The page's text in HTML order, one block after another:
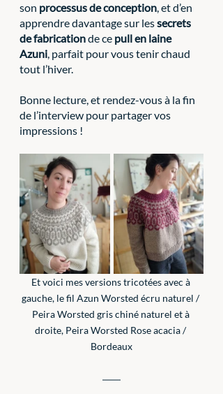
son processus de conception, et d’en
apprendre davantage sur les secrets
de fabrication de ce pull en laine
Azuni, parfait pour vous tenir chaud
tout l’hiver.
Bonne lecture, et rendez-vous à la fin
de l’interview pour partager vos
impressions !
Et voici mes versions tricotées avec à
gauche, le fil Azun Worsted écru naturel /
Peira Worsted gris chiné naturel et à
droite, Peira Worsted Rose acacia /
Bordeaux